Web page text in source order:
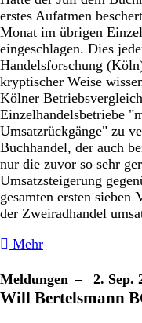
erstes Aufatmen
Monat im übrigen
eingeschlagen. Dies
Handelsforschung
kryptischer Weise
Kölner
Einzelhandelsbetriebe
Umsatzrückgänge" zu
Buchhandel, der auch
nur die zuvor so sehr
Umsatzsteigerung
gesamten ersten sieben
der Zweiradhandel
Mehr
Meldungen – 2. Sep.
Will Bertelsmann